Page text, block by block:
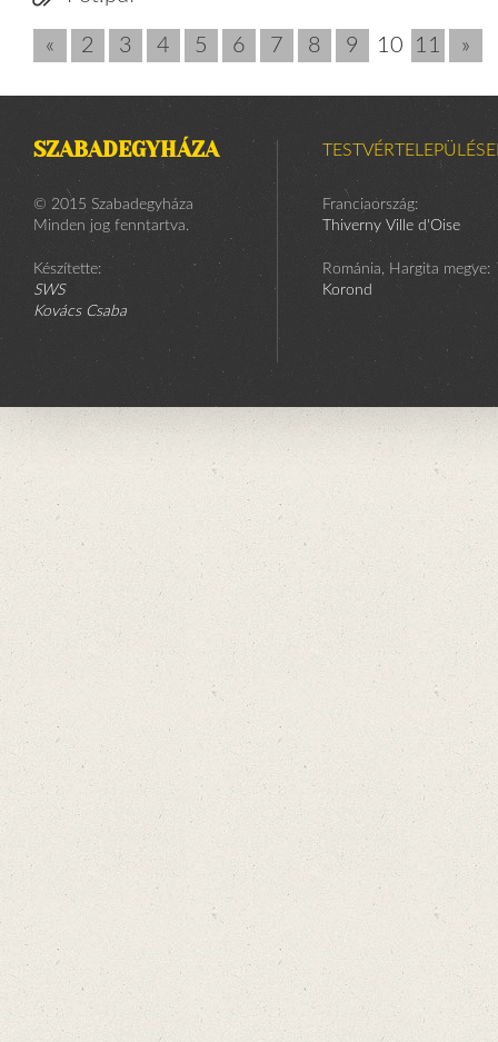
« 2 3 4 5 6 7 8 9 10 11 »
SZABADEGYHÁZA
© 2015 Szabadegyháza
Minden jog fenntartva.
Készítette:
SWS
Kovács Csaba
Franciaország:
Thiverny Ville d'Oise
Románia, Hargita megye:
Korond